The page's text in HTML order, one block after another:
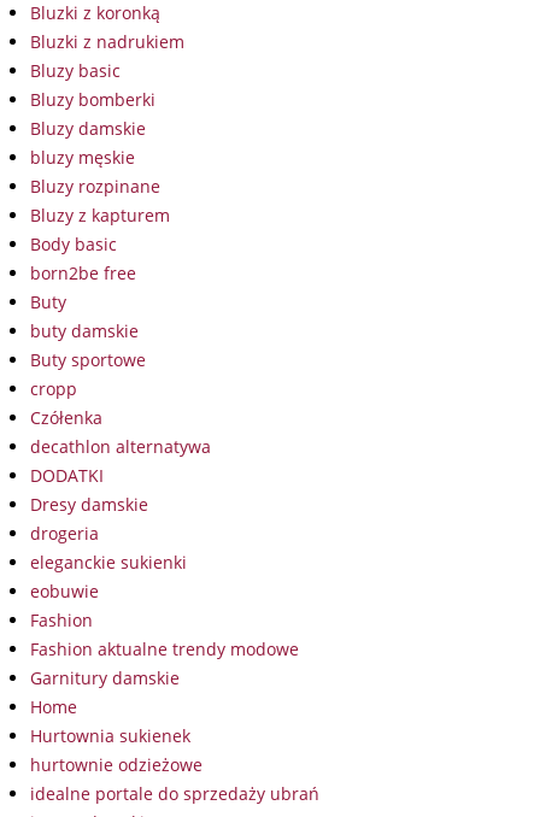
Bluzki z koronką
Bluzki z nadrukiem
Bluzy basic
Bluzy bomberki
Bluzy damskie
bluzy męskie
Bluzy rozpinane
Bluzy z kapturem
Body basic
born2be free
Buty
buty damskie
Buty sportowe
cropp
Czółenka
decathlon alternatywa
DODATKI
Dresy damskie
drogeria
eleganckie sukienki
eobuwie
Fashion
Fashion aktualne trendy modowe
Garnitury damskie
Home
Hurtownia sukienek
hurtownie odzieżowe
idealne portale do sprzedaży ubrań